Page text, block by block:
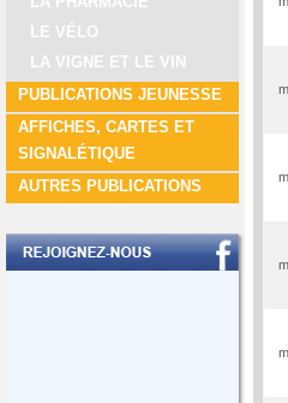
LE VÉLO
LA VIGNE ET LE VIN
PUBLICATIONS JEUNESSE
AFFICHES, CARTES ET
SIGNALÉTIQUE
AUTRES PUBLICATIONS